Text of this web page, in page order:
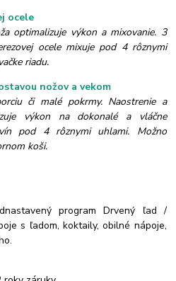
ocele
optimalizuje výkon a mixovanie. 3
ocele mixuje pod 4 rôznymi
riadu.
nožov a vekom
či malé pokrmy. Naostrenie a
výkon na dokonalé a vláčne
pod 4 rôznymi uhlami. Možno
koši.
program Drvený ľad /
s ľadom, koktaily, obilné nápoje,